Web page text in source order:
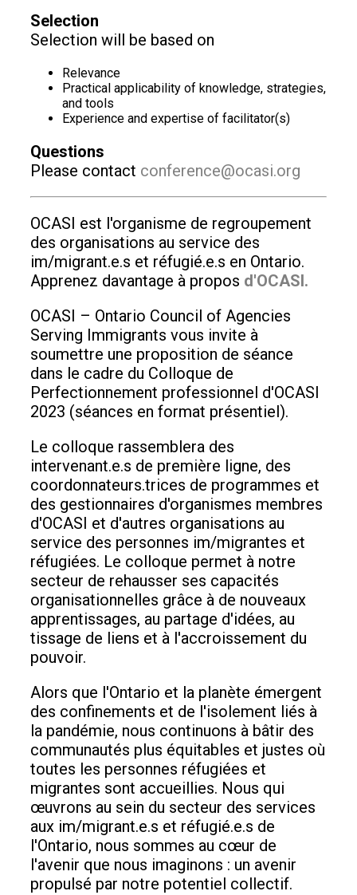
Selection
Selection will be based on
Relevance
Practical applicability of knowledge, strategies,
and tools
Experience and expertise of facilitator(s)
Questions
Please contact conference@ocasi.org
OCASI est l'organisme de regroupement
des organisations au service des
im/migrant.e.s et réfugié.e.s en Ontario.
Apprenez davantage à propos d'OCASI.
OCASI – Ontario Council of Agencies
Serving Immigrants vous invite à
soumettre une proposition de séance
dans le cadre du Colloque de
Perfectionnement professionnel d'OCASI
2023 (séances en format présentiel).
Le colloque rassemblera des
intervenant.e.s de première ligne, des
coordonnateurs.trices de programmes et
des gestionnaires d'organismes membres
d'OCASI et d'autres organisations au
service des personnes im/migrantes et
réfugiées. Le colloque permet à notre
secteur de rehausser ses capacités
organisationnelles grâce à de nouveaux
apprentissages, au partage d'idées, au
tissage de liens et à l'accroissement du
pouvoir.
Alors que l'Ontario et la planète émergent
des confinements et de l'isolement liés à
la pandémie, nous continuons à bâtir des
communautés plus équitables et justes où
toutes les personnes réfugiées et
migrantes sont accueillies. Nous qui
œuvrons au sein du secteur des services
aux im/migrant.e.s et réfugié.e.s de
l'Ontario, nous sommes au cœur de
l'avenir que nous imaginons : un avenir
propulsé par notre potentiel collectif.